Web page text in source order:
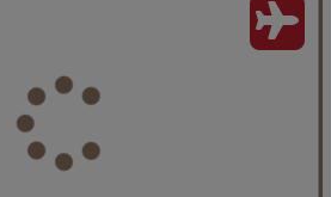
Város: Menorca
módja:
Repülővel
Ellátás:
Hotel ****
Kétágyas szoba